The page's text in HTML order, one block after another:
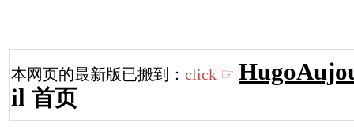
本网页的最新版已搬到： click ☞
il 首页